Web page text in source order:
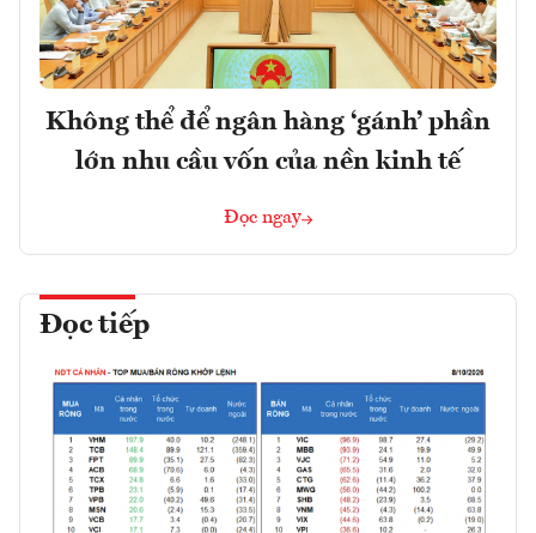
Không thể để ngân hàng ‘gánh’ phần
lớn nhu cầu vốn của nền kinh tế
Đọc ngay
Đọc tiếp